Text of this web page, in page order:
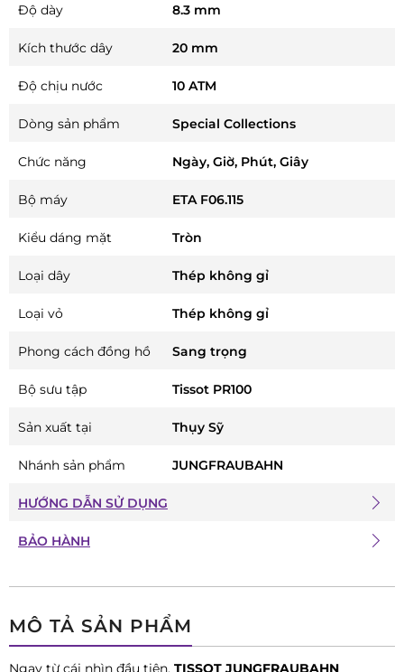
MÔ TẢ SẢN PHẨM
Ngay từ cái nhìn đầu tiên, TISSOT JUNGFRAUBAHN
Độ dày 8.3 mm
Kích thước dây 20 mm
Độ chịu nước 10 ATM
Dòng sản phẩm Special Collections
Chức năng Ngày, Giờ, Phút, Giây
Bộ máy ETA F06.115
Kiểu dáng mặt Tròn
Loại dây Thép không gỉ
Loại vỏ Thép không gỉ
Phong cách đồng hồ Sang trọng
Bộ sưu tập Tissot PR100
Sản xuất tại Thụy Sỹ
Nhánh sản phẩm JUNGFRAUBAHN
HƯỚNG DẪN SỬ DỤNG
BẢO HÀNH